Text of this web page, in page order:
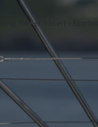
han er basert i